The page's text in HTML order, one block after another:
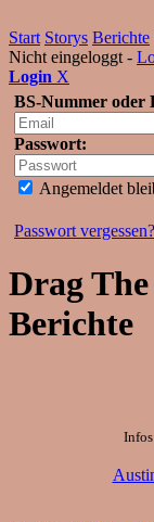
Start Storys Berichte
Nicht eingeloggt -
Login X
BS-Nummer oder
Passwort:
Angemeldet
Passwort vergessen?
Drag
Berichte